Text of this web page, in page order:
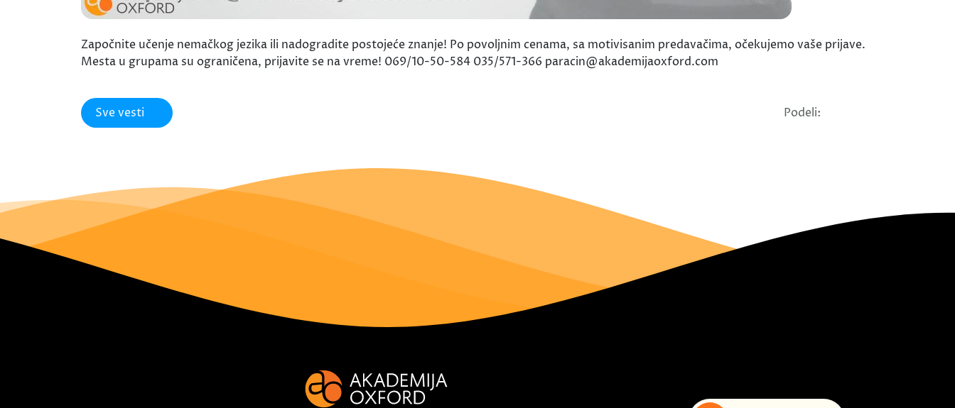
Započnite učenje nemačkog jezika ili nadogradite postojeće znanje! Po povoljnim cenama, sa motivisanim predavačima, očekujemo vaše prijave.
Mesta u grupama su ograničena, prijavite se na vreme! 069/10-50-584 035/571-366 paracin@akademijaoxford.com
Sve vesti Podeli: